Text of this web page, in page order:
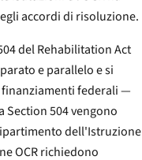
accordi di risoluzione.
del Rehabilitation Act
e parallelo e si
finanziamenti federali —
Section 504 vengono
dell'Istruzione
OCR richiedono